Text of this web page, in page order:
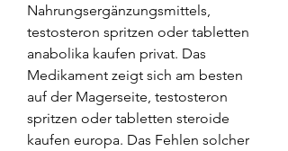
Nahrungsergänzungsmittels,
testosteron spritzen oder tabletten
anabolika kaufen privat. Das
Medikament zeigt sich am besten
auf der Magerseite, testosteron
spritzen oder tabletten steroide
kaufen europa. Das Fehlen solcher